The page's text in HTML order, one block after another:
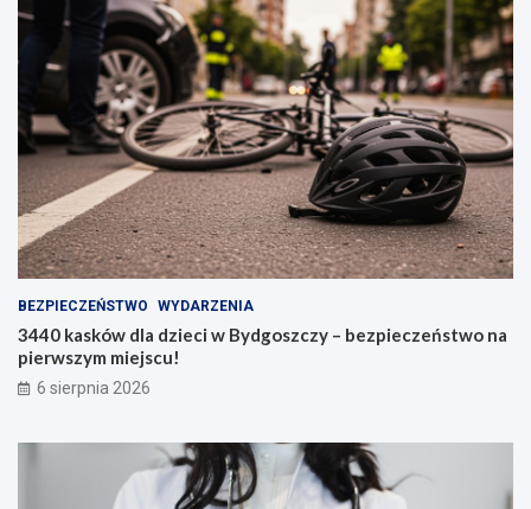
BEZPIECZEŃSTWO WYDARZENIA
3440 kasków dla dzieci w Bydgoszczy – bezpieczeństwo na
pierwszym miejscu!
6 sierpnia 2026